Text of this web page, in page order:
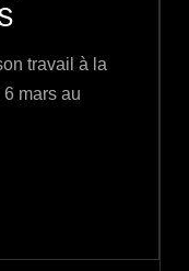
travail à la
mars au